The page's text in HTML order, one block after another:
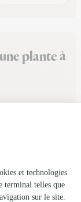
plante à
ET FACILE